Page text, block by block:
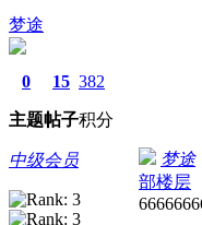
梦途
0
主题
15
帖子
382
积分
中级会员 梦途
部楼层